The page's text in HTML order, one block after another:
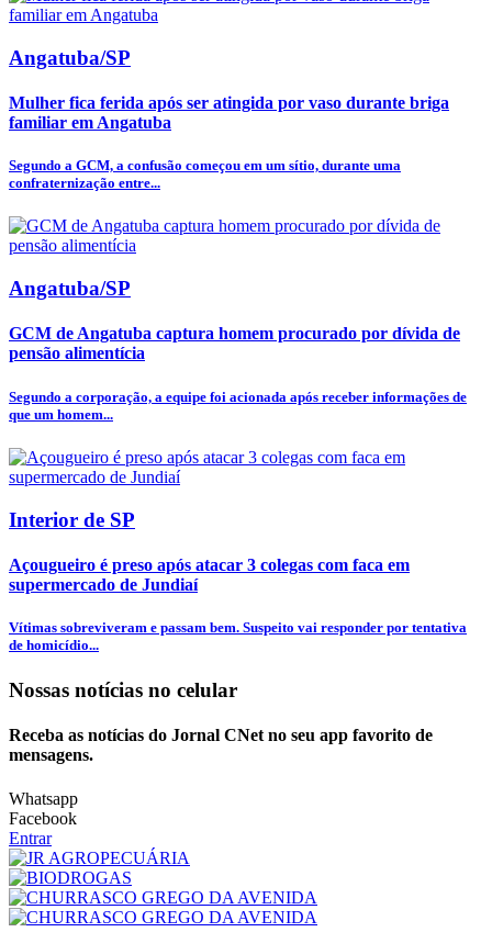
Angatuba/SP
Mulher fica ferida após ser atingida por vaso durante briga
familiar em Angatuba
Segundo a GCM, a confusão começou em um sítio, durante uma
confraternização entre...
Angatuba/SP
GCM de Angatuba captura homem procurado por dívida de
pensão alimentícia
Segundo a corporação, a equipe foi acionada após receber informações de
que um homem...
Interior de SP
Açougueiro é preso após atacar 3 colegas com faca em
supermercado de Jundiaí
Vítimas sobreviveram e passam bem. Suspeito vai responder por tentativa
de homicídio...
Nossas notícias no celular
Receba as notícias do Jornal CNet no seu app favorito de
mensagens.
Whatsapp
Facebook
Entrar